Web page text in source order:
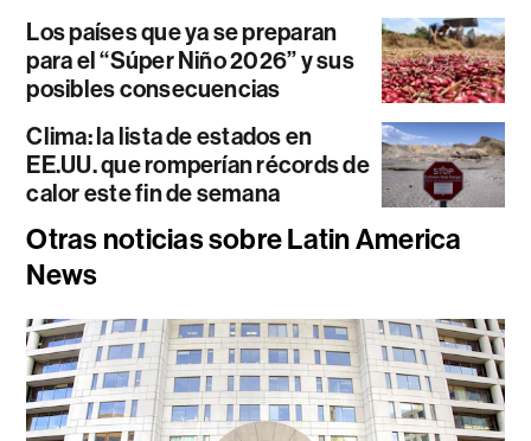
Los países que ya se preparan
para el “Súper Niño 2026” y sus
posibles consecuencias
Clima: la lista de estados en
EE.UU. que romperían récords de
calor este fin de semana
Otras noticias sobre Latin America
News